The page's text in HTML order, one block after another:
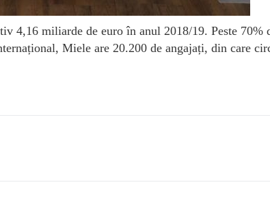
4,16 miliarde de euro în anul 2018/19. Peste 70%
Miele are 20.200 de angajați, din care